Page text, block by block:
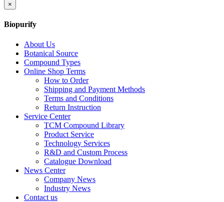
×
Biopurify
About Us
Botanical Source
Compound Types
Online Shop Terms
How to Order
Shipping and Payment Methods
Terms and Conditions
Return Instruction
Service Center
TCM Compound Library
Product Service
Technology Services
R&D and Custom Process
Catalogue Download
News Center
Company News
Industry News
Contact us